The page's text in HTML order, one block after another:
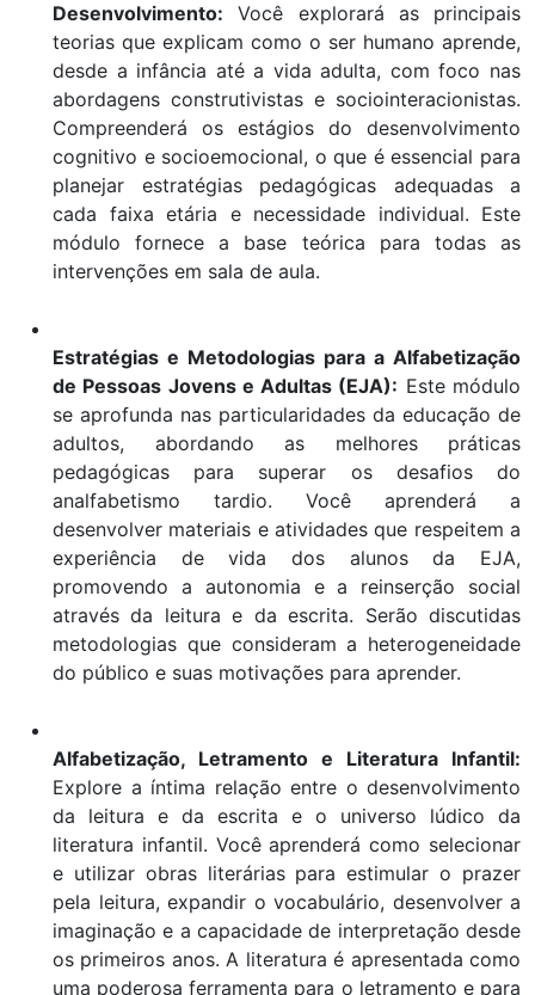
Desenvolvimento: Você explorará as principais
teorias que explicam como o ser humano aprende,
desde a infância até a vida adulta, com foco nas
abordagens construtivistas e sociointeracionistas.
Compreenderá os estágios do desenvolvimento
cognitivo e socioemocional, o que é essencial para
planejar estratégias pedagógicas adequadas a
cada faixa etária e necessidade individual. Este
módulo fornece a base teórica para todas as
intervenções em sala de aula.
Estratégias e Metodologias para a Alfabetização
de Pessoas Jovens e Adultas (EJA): Este módulo
se aprofunda nas particularidades da educação de
adultos, abordando as melhores práticas
pedagógicas para superar os desafios do
analfabetismo tardio. Você aprenderá a
desenvolver materiais e atividades que respeitem a
experiência de vida dos alunos da EJA,
promovendo a autonomia e a reinserção social
através da leitura e da escrita. Serão discutidas
metodologias que consideram a heterogeneidade
do público e suas motivações para aprender.
Alfabetização, Letramento e Literatura Infantil:
Explore a íntima relação entre o desenvolvimento
da leitura e da escrita e o universo lúdico da
literatura infantil. Você aprenderá como selecionar
e utilizar obras literárias para estimular o prazer
pela leitura, expandir o vocabulário, desenvolver a
imaginação e a capacidade de interpretação desde
os primeiros anos. A literatura é apresentada como
uma poderosa ferramenta para o letramento e para